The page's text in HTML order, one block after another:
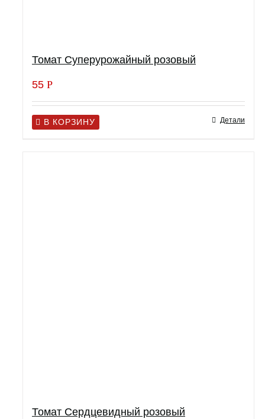
Томат Суперурожайный розовый
55 Р
В КОРЗИНУ Детали
Томат Сердцевидный розовый